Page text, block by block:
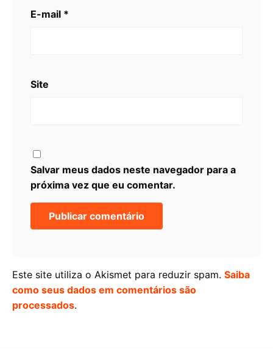
E-mail *
Site
Salvar meus dados neste navegador para a
próxima vez que eu comentar.
Este site utiliza o Akismet para reduzir spam. Saiba
como seus dados em comentários são
processados.